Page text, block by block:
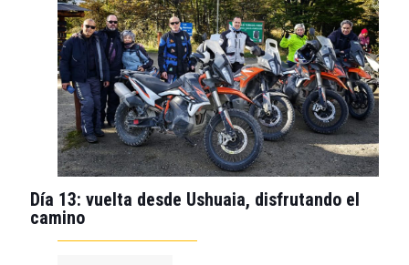
Día 13: vuelta desde Ushuaia, disfrutando el
camino